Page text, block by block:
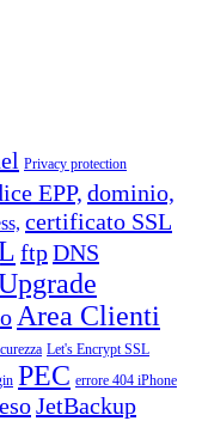
Privacy protection
EPP, dominio,
certificato SSL
ftpDNS
Area Clienti
Let's Encrypt SSL
PEC errore 404 iPhone
JetBackup